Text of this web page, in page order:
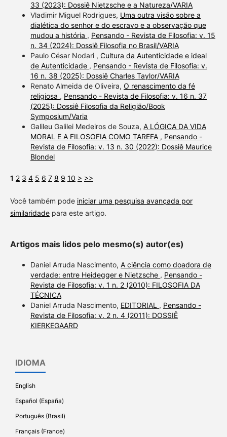
33 (2023): Dossiê Nietzsche e a Natureza/VARIA
Vladimir Miguel Rodrigues, Uma outra visão sobre a
dialética do senhor e do escravo e a observação que
mudou a história , Pensando - Revista de Filosofia: v. 15
n. 34 (2024): Dossiê Filosofia no Brasil/VARIA
Paulo César Nodari , Cultura da Autenticidade e ideal
de Autenticidade , Pensando - Revista de Filosofia: v.
16 n. 38 (2025): Dossiê Charles Taylor/VARIA
Renato Almeida de Oliveira, O renascimento da fé
religiosa , Pensando - Revista de Filosofia: v. 16 n. 37
(2025): Dossiê Filosofia da Religião/Book
Symposium/Varia
Galileu Galilei Medeiros de Souza, A LÓGICA DA VIDA
MORAL E A FILOSOFIA COMO TAREFA , Pensando -
Revista de Filosofia: v. 13 n. 30 (2022): Dossiê Maurice
Blondel
1 2 3 4 5 6 7 8 9 10 > >>
Você também pode iniciar uma pesquisa avançada por
similaridadepara este artigo.
Artigos mais lidos pelo mesmo(s) autor(es)
Daniel Arruda Nascimento, A ciência como doadora de
verdade: entre Heidegger e Nietzsche , Pensando -
Revista de Filosofia: v. 1 n. 2 (2010): FILOSOFIA DA
TÉCNICA
Daniel Arruda Nascimento, EDITORIAL , Pensando -
Revista de Filosofia: v. 2 n. 4 (2011): DOSSIÊ
KIERKEGAARD
IDIOMA
English
Español (España)
Português (Brasil)
Français (France)